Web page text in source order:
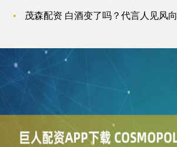
茂森配资 白酒变了吗？代言人见风向